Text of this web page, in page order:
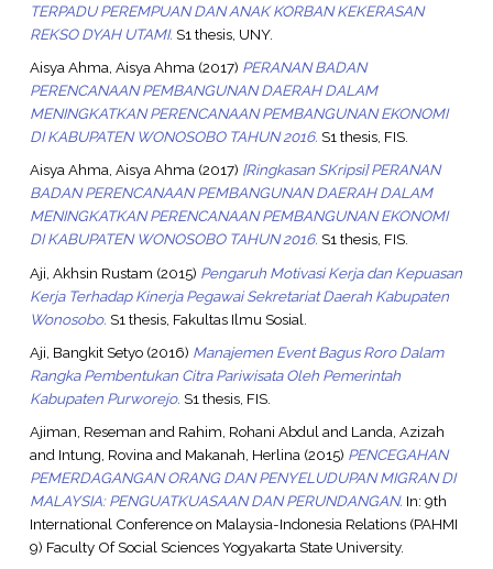
TERPADU PEREMPUAN DAN ANAK KORBAN KEKERASAN
REKSO DYAH UTAMI. S1 thesis, UNY.
Aisya Ahma, Aisya Ahma (2017) PERANAN BADAN
PERENCANAAN PEMBANGUNAN DAERAH DALAM
MENINGKATKAN PERENCANAAN PEMBANGUNAN EKONOMI
DI KABUPATEN WONOSOBO TAHUN 2016. S1 thesis, FIS.
Aisya Ahma, Aisya Ahma(2017) [Ringkasan SKripsi] PERANAN
BADAN PERENCANAAN PEMBANGUNAN DAERAH DALAM
MENINGKATKAN PERENCANAAN PEMBANGUNAN EKONOMI
DI KABUPATEN WONOSOBO TAHUN 2016. S1 thesis, FIS.
Aji, Akhsin Rustam (2015) Pengaruh Motivasi Kerja dan Kepuasan
Kerja Terhadap Kinerja Pegawai Sekretariat Daerah Kabupaten
Wonosobo. S1 thesis, Fakultas Ilmu Sosial.
Aji, Bangkit Setyo(2016) Manajemen Event Bagus Roro Dalam
Rangka Pembentukan Citra Pariwisata Oleh Pemerintah
Kabupaten Purworejo. S1 thesis, FIS.
Ajiman, Reseman and Rahim, Rohani Abduland Landa, Azizah
and Intung, Rovinaand Makanah, Herlina(2015) PENCEGAHAN
PEMERDAGANGAN ORANG DAN PENYELUDUPAN MIGRAN DI
MALAYSIA: PENGUATKUASAAN DAN PERUNDANGAN. In: 9th
International Conference on Malaysia-Indonesia Relations (PAHMI
9) Faculty Of Social Sciences Yogyakarta State University.